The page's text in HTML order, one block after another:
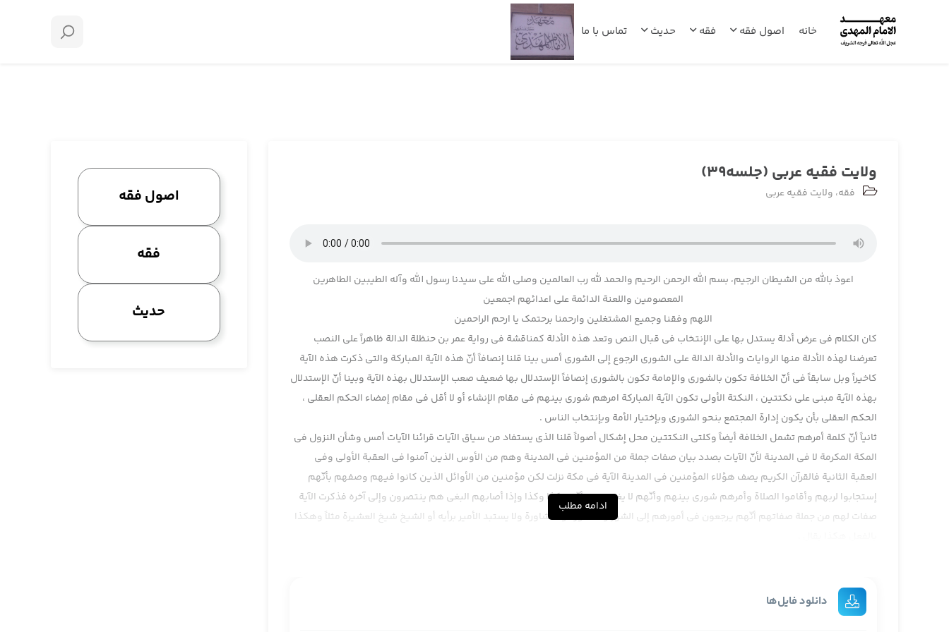
خانه اصول فقه فقه حدیث تماس با ما
ولایت فقیه عربی (جلسه39)
فقه، ولایت فقیه عربی
اعوذ بالله من الشیطان الرجیم، بسم الله الرحمن الرحیم والحمد لله رب العالمین وصلی الله علی سیدنا رسول الله وآله الطیبین الطاهرین
المعصومین واللعنة الدائمة علی اعدائهم اجمعین
اللهم وفقنا وجمیع المشتغلین وارحمنا برحتمک یا ارحم الراحمین
كان الكلام في عرض أدلة يستدل بها على الإنتخاب في قبال النص وتعد هذه الأدلة كمناقشة في رواية عمر بن حنظلة الدالة ظاهراً على النصب
تعرضنا لهذه الأدلة منها الروايات والأدلة الدالة على الشورى الرجوع إلى الشورى أمس بينا قلنا إنصافاً أنّ هذه الآية المباركة والتي ذكرت هذه الآية
كاخيراً وبل سابقاً في أنّ الخلافة تكون بالشورى والإمامة تكون بالشورى إنصافاً الإستدلال بها ضعيف صعب الإستدلال بهذه الآية وبينا أنّ الإستدلال
بهذه الآية مبني على نكتتين ، النكتة الأولى تكون الآية المباركة امرهم شورى بينهم في مقام الإنشاء أو لا أقل في مقام إمضاء الحكم العقلي ،
الحكم العقلي بأن يكون إدارة المجتمع بنحو الشورى وبإختيار الأمة وبإنتخاب الناس .
ثانياً أنّ كلمة أمرهم تشمل الخلافة أيضاً وكلتى النكتتين محل إشكال أصولاً قلنا الذي يستفاد من سياق الآيات قرائنا الآيات أمس وشأن النزول في
المكة المكرمة لا في المدينة لأنّ الآيات بصدد بيان صفات جملة من المؤمنين في المدينة وهم من الأوس الذين آمنوا في العقبة الأولى وفي
العقبة الثانية فالقرآن الكريم يصف هؤلاء المؤمنين في المدينة الآية في مكة نزلت لكن مؤمنين من الأوائل الذين كانوا فيهم وصفهم بأنّهم
إستجابوا لربهم وأقاموا الصلاة وأمرهم شورى بينهم وأنّهم لا يغضبون وأنّهم كذا وكذا وإذا أصابهم البغي هم ينتصرون وإلى آخره فذكرت الآية
صفات لهم من جملة صفاتهم أنّهم يرجعون في أمورهم إلى الشور والمشورة والمشاورة ولا يستبد الأمير برأيه أو الشيخ شيخ العشيرة مثلاً وهكذا
أحد الحضار : اثبات این امر هر چه باشد خیلی دشوار است
آية الله المددي : چرا ؟ سیاق آیات ، خود سوره .
ادامه مطلب
دانلود فایل‌ها
اصول فقه
فقه
حدیث